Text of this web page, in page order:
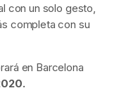
con un solo gesto,
completa con su
en Barcelona